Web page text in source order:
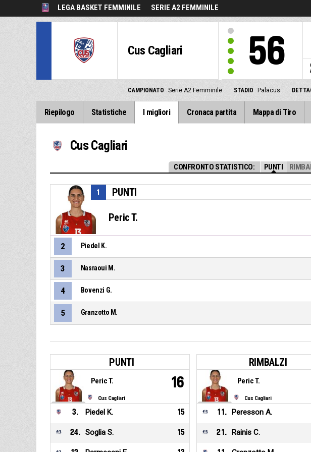
LEGA BASKET FEMMINILE SERIE A2 FEMMINILE
Cus Cagliari 56
CAMPIONATO Serie A2 Femminile STADIO Palacus
Riepilogo Statistiche I migliori Cronaca partita Mappa di Tiro
CONFRONTO STATISTICO: PUNTI
Cus Cagliari
PUNTI
1
Peric T.
2 Piedel K.
3 Nasraoui M.
4 Bovenzi G.
5 Granzotto M.
PUNTI
Cus Cagliari
Peric T. 16
3. Piedel K. 15
24. Soglia S. 15
RIMBALZI
Cus Cagliari
Peric T.
11 . Peresson A.
21 . Rainis C.